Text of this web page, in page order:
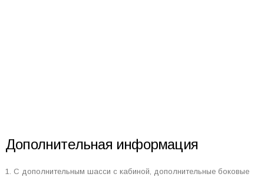
Дополнительная информация
1. С дополнительным шасси с кабиной, дополнительные боковые